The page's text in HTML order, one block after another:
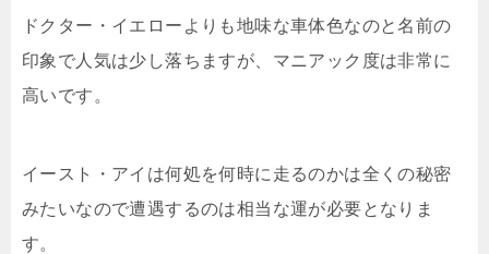
ドクター・イエローよりも地味な車体色なのと名前の
印象で人気は少し落ちますが、マニアック度は非常に
高いです。
イースト・アイは何処を何時に走るのかは全くの秘密
みたいなので遭遇するのは相当な運が必要となりま
す。